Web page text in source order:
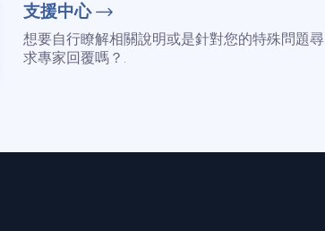
支援中心
想要自行瞭解相關說明或是針對您的特殊問題尋
求專家回覆嗎？.